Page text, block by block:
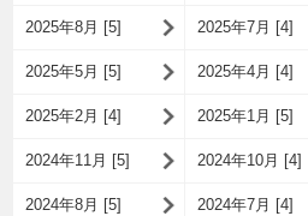
2025年8月 [5] 2025年7月 [4]
2025年5月 [5] 2025年4月 [4]
2025年2月 [4] 2025年1月 [5]
2024年11月 [5] 2024年10月 [4]
2024年8月 [5] 2024年7月 [4]